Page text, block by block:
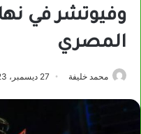
وفيوتشر في
المصري
محمد خليفة 27 ديسمبر، 2023